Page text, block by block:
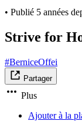
• Publié 5 années
Strive for
#BerniceOffei
Partager
Plus
Ajouter à la